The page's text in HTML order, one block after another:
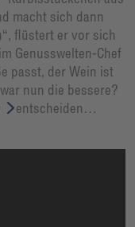
macht sich dann
flüstert er vor sich
Genusswelten-Chef
passt, der Wein ist
nun die bessere?
entscheiden…